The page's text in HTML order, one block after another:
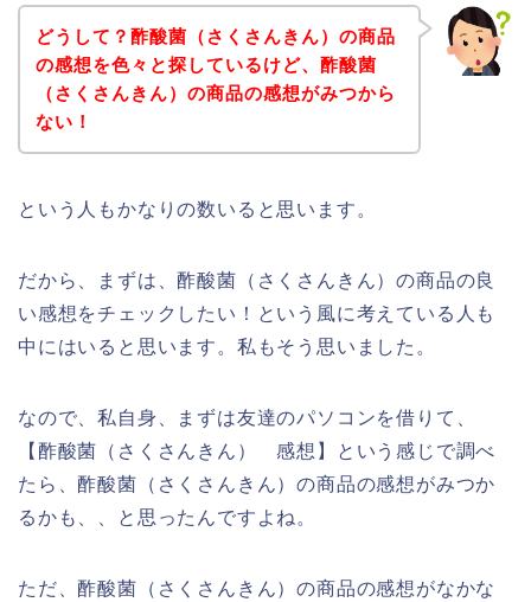
どうして？酢酸菌（さくさんきん）の商品
の感想を色々と探しているけど、酢酸菌
（さくさんきん）の商品の感想がみつから
ない！
という人もかなりの数いると思います。
だから、まずは、酢酸菌（さくさんきん）の商品の良
い感想をチェックしたい！という風に考えている人も
中にはいると思います。私もそう思いました。
なので、私自身、まずは友達のパソコンを借りて、
【酢酸菌（さくさんきん） 感想】という感じで調べ
たら、酢酸菌（さくさんきん）の商品の感想がみつか
るかも、、と思ったんですよね。
ただ、酢酸菌（さくさんきん）の商品の感想がなかな